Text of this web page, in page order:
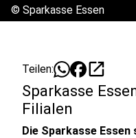
© Sparkasse Essen
Teilen: open_in_new
Sparkasse
Filialen
Die Sparkasse